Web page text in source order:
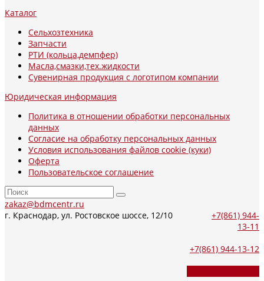
Каталог
Сельхозтехника
Запчасти
РТИ (кольца,демпфер)
Масла,смазки,тех.жидкости
Сувенирная продукция с логотипом компании
Юридическая информация
Политика в отношении обработки персональных
данных
Согласие на обработку персональных данных
Условия использования файлов cookie (куки)
Оферта
Пользовательское соглашение
zakaz@bdmcentr.ru
г. Краснодар, ул. Ростовское шоссе, 12/10
+7(861) 944-
13-11
+7(861) 944-13-12